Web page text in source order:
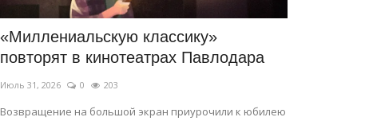
«Миллениальскую классику»
повторят в кинотеатрах Павлодара
Июль 31, 2026 0 203
Возвращение на большой экран приурочили к юбилею